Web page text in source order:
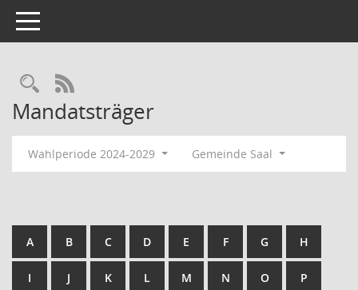
Toggle navigation
Rechercheauswahl
RSS-Feed
Mandatsträger
Wahlperiode 2024-2029 Gemeinde Saal
A B C D E F G H
I J K L M N O P